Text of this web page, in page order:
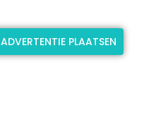
ADVERTENTIE PLAATSEN